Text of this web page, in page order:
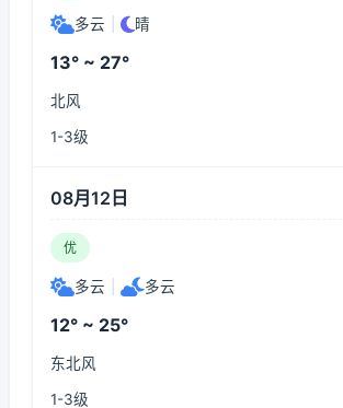
多云 晴
13° ~ 27°
北风
1-3级
08月12日
优
多云 多云
12° ~ 25°
东北风
1-3级